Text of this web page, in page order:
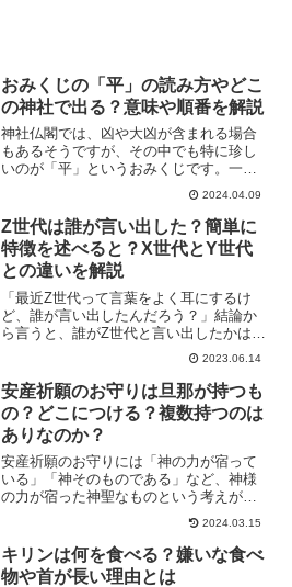
おみくじの「平」の読み方やどこ
の神社で出る？意味や順番を解説
神社仏閣では、凶や大凶が含まれる場合
もあるそうですが、その中でも特に珍し
いのが「平」というおみくじです。一般
的に、おみくじの「平」の読み方は「た
いら」です。しかし、場所によっては
「へい」「ひら」と読むこともありま
す。さらに、神社によっては「...
2024.04.09
Z世代は誰が言い出した？簡単に
特徴を述べると？X世代とY世代
との違いを解説
「最近Z世代って言葉をよく耳にするけ
ど、誰が言い出したんだろう？」結論か
ら言うと、誰がZ世代と言い出したかは不
明です。Z世代という言葉は、アメリカな
どでX世代・Y世代に続く言葉として生ま
れました。そして、2021年には流行語大
賞としてノミネ...
2023.06.14
安産祈願のお守りは旦那が持つも
の？どこにつける？複数持つのは
ありなのか？
安産祈願のお守りには「神の力が宿って
いる」「神そのものである」など、神様
の力が宿った神聖なものという考えがあ
ります。そんな安産のお守りはどこにつ
けるべきか、悩んでいる妊婦さんも多い
でしょう。基本的に「肌身離さず持ち歩
くのが好ましい」とされて...
2024.03.15
キリンは何を食べる？嫌いな食べ
物や首が長い理由とは